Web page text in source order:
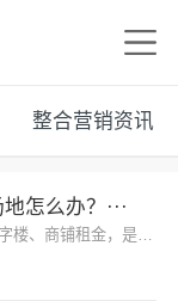
整合营销资讯
怎么办？···
楼、商铺租金，是无数